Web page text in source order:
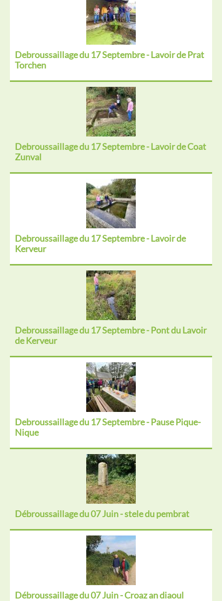
Debroussaillage du 17 Septembre - Lavoir de Prat
Torchen
Debroussaillage du 17 Septembre - Lavoir de Coat
Zunval
Debroussaillage du 17 Septembre - Lavoir de
Kerveur
Debroussaillage du 17 Septembre - Pont du Lavoir
de Kerveur
Debroussaillage du 17 Septembre - Pause Pique-
Nique
Débroussaillage du 07 Juin - stele du pembrat
Débroussaillage du 07 Juin - Croaz an diaoul